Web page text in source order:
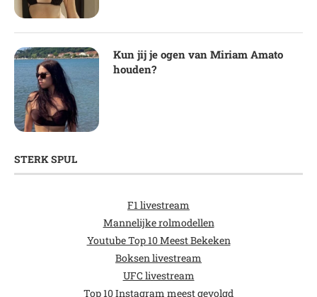
Kun jij je ogen van Miriam Amato
houden?
STERK SPUL
F1 livestream
Mannelijke rolmodellen
Youtube Top 10 Meest Bekeken
Boksen livestream
UFC livestream
Top 10 Instagram meest gevolgd